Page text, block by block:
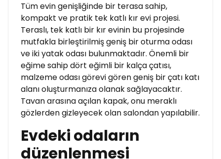
Tüm evin genişliğinde bir terasa sahip,
kompakt ve pratik tek katlı kır evi projesi.
Teraslı, tek katlı bir kır evinin bu projesinde
mutfakla birleştirilmiş geniş bir oturma odası
ve iki yatak odası bulunmaktadır. Önemli bir
eğime sahip dört eğimli bir kalça çatısı,
malzeme odası görevi gören geniş bir çatı katı
alanı oluşturmanıza olanak sağlayacaktır.
Tavan arasına açılan kapak, onu meraklı
gözlerden gizleyecek olan salondan yapılabilir.
Evdeki odaların
düzenlenmesi